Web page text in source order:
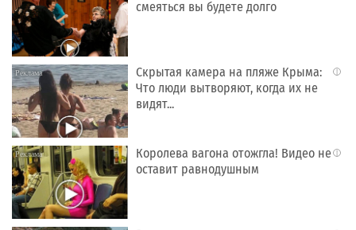
смеяться вы будете долго
i
Скрытая камера на пляже Крыма:
Что люди вытворяют, когда их не
видят...
i
Королева вагона отожгла! Видео не
оставит равнодушным